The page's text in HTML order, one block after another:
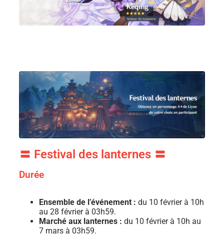
〓 Festival des lanternes 〓
Durée
Ensemble de l’événement : du 10 février à 10h
au 28 février à 03h59.
Marché aux lanternes : du 10 février à 10h au
7 mars à 03h59.